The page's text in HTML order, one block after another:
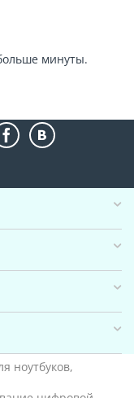
минуты.
ноутбуков,